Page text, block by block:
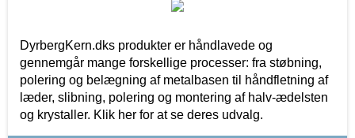
DyrbergKern.dks produkter er håndlavede og
gennemgår mange forskellige processer: fra støbning,
polering og belægning af metalbasen til håndfletning af
læder, slibning, polering og montering af halv-ædelsten
og krystaller. Klik her for at se deres udvalg.